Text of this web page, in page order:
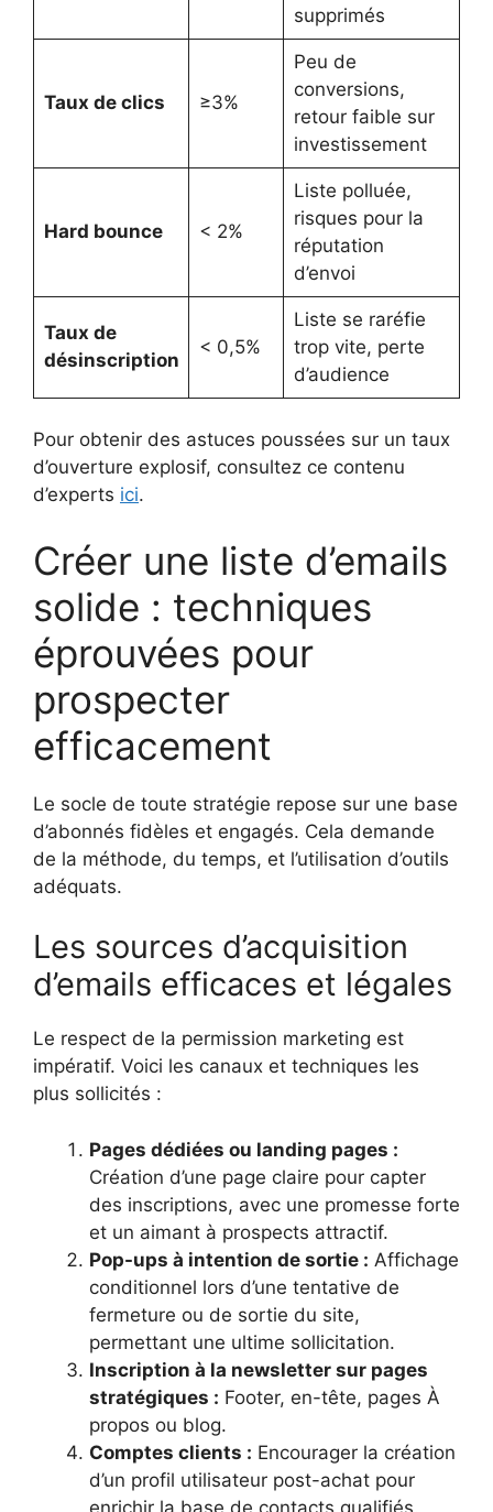
supprimés
Taux de clics ≥3%
Peu de
conversions,
retour faible sur
investissement
Hard bounce < 2%
Liste polluée,
risques pour la
réputation
d’envoi
Taux de
désinscription
< 0,5%
Liste se raréfie
trop vite, perte
d’audience
Pour obtenir des astuces poussées sur un taux
d’ouverture explosif, consultez ce contenu
d’experts ici.
Créer une liste d’emails
solide : techniques
éprouvées pour
prospecter
efficacement
Le socle de toute stratégie repose sur une base
d’abonnés fidèles et engagés. Cela demande
de la méthode, du temps, et l’utilisation d’outils
adéquats.
Les sources d’acquisition
d’emails efficaces et légales
Le respect de la permission marketing est
impératif. Voici les canaux et techniques les
plus sollicités :
Pages dédiées ou landing pages :
Création d’une page claire pour capter
des inscriptions, avec une promesse forte
et un aimant à prospects attractif.
Pop-ups à intention de sortie : Affichage
conditionnel lors d’une tentative de
fermeture ou de sortie du site,
permettant une ultime sollicitation.
Inscription à la newsletter sur pages
stratégiques : Footer, en-tête, pages À
propos ou blog.
Comptes clients : Encourager la création
d’un profil utilisateur post-achat pour
enrichir la base de contacts qualifiés.